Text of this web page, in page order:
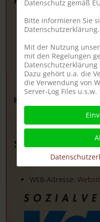
Ev. Kindergarten
Am Turnplatz 6
64823 Groß-Umstadt
Tel.: 06078 - 6743
Kindergarten Heubach
Sozialverband VdK
WEB-Adresse:
Datenschutz gemäß
Bitte informieren Sie
Datenschutzerklärung.
Mit der Nutzung
mit den Regelungen
Dazu gehört u.a. die
die Verwendung von
Server-Log Files u.s.w.